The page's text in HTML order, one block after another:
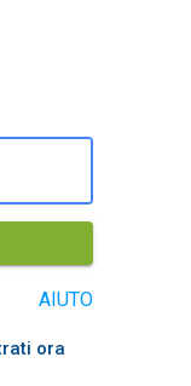
AIUTO
ora